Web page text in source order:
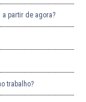
partir de agora?
trabalho?